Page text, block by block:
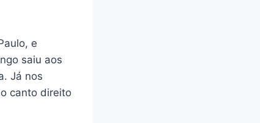
e
saiu aos
Já nos
canto direito